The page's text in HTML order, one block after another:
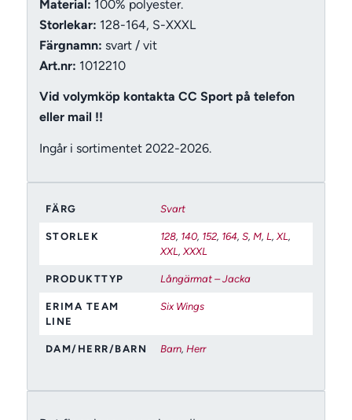
Material: 100% polyester.
Storlekar: 128-164, S-XXXL
Färgnamn: svart / vit
Art.nr: 1012210
Vid volymköp kontakta CC Sport på telefon
eller mail !!
Ingår i sortimentet 2022-2026.
FÄRG Svart
STORLEK 128, 140, 152, 164, S, M, L , XL ,
XXL , XXXL
PRODUKTTYP Långärmat – Jacka
ERIMA TEAM
LINE
Six Wings
DAM/HERR/BARN Barn, Herr